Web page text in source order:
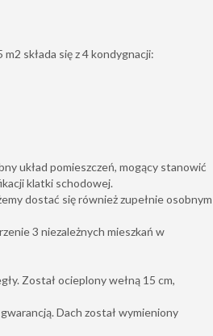
składa się z 4 kondygnacji:
układ pomieszczeń, mogący stanowić
klatki schodowej.
dostać się również zupełnie osobnym
3 niezależnych mieszkań w
Został ocieplony wełną 15 cm,
Dach został wymieniony